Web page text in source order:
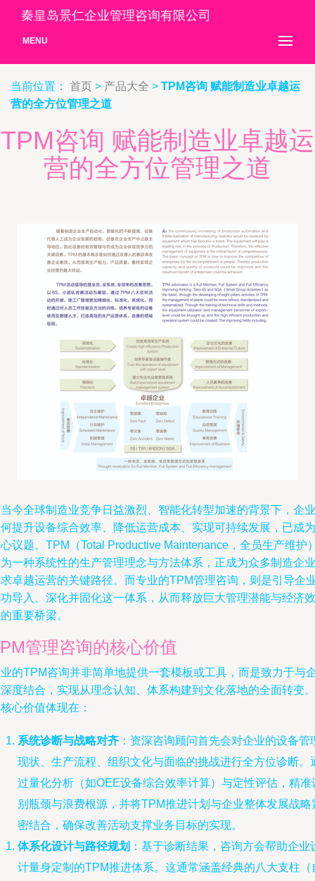
秦皇岛景仁企业管理咨询有限公司
MENU
当前位置： 首页 > 产品大全 > TPM咨询 赋能制造业卓越运
营的全方位管理之道
TPM咨询 赋能制造业卓越运
营的全方位管理之道
今全球制造业竞争日益激烈、智能化转型加速的背景下，企业
提升设备综合效率、降低运营成本、实现可持续发展，已成为
议题。TPM（Total Productive Maintenance，全员生产维护
一种系统性的生产管理理念与方法体系，正成为众多制造企业
卓越运营的关键路径。而专业的TPM管理咨询，则是引导企
导入、深化并固化这一体系，从而释放巨大管理潜能与经济效
重要桥梁。
管理咨询的核心价值
的TPM咨询并非简单地提供一套模板或工具，而是致力于与
度结合，实现从理念认知、体系构建到文化落地的全面转变。
心价值体现在：
系统诊断与战略对齐 ：资深咨询顾问首先会对企业的设备管
现状、生产流程、组织文化与面临的挑战进行全方位诊断。
过量化分析（如OEE设备综合效率计算）与定性评估，精准
别瓶颈与浪费根源，并将TPM推进计划与企业整体发展战略
密结合，确保改善活动支撑业务目标的实现。
体系化设计与路径规划 ：基于诊断结果，咨询方会帮助企业
计量身定制的TPM推进体系。这通常涵盖经典的八大支柱（